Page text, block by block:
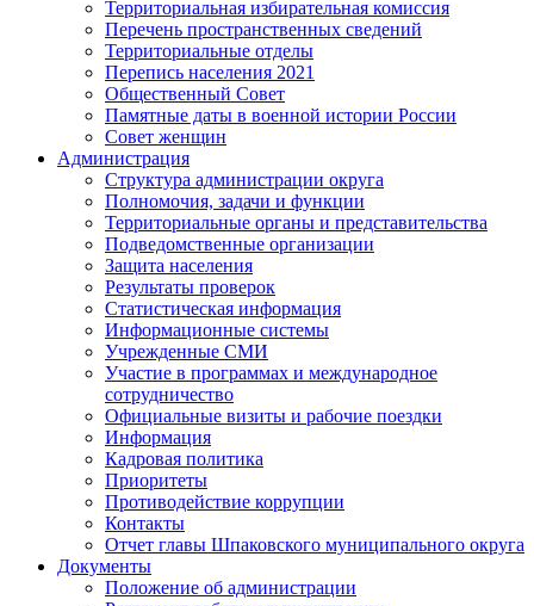
Территориальная избирательная комиссия
Перечень пространственных сведений
Территориальные отделы
Перепись населения 2021
Общественный Совет
Памятные даты в военной истории России
Совет женщин
Администрация
Структура администрации округа
Полномочия, задачи и функции
Территориальные органы и представительства
Подведомственные организации
Защита населения
Результаты проверок
Статистическая информация
Информационные системы
Учрежденные СМИ
Участие в программах и международное
сотрудничество
Официальные визиты и рабочие поездки
Информация
Кадровая политика
Приоритеты
Противодействие коррупции
Контакты
Отчет главы Шпаковского муниципального округа
Документы
Положение об администрации